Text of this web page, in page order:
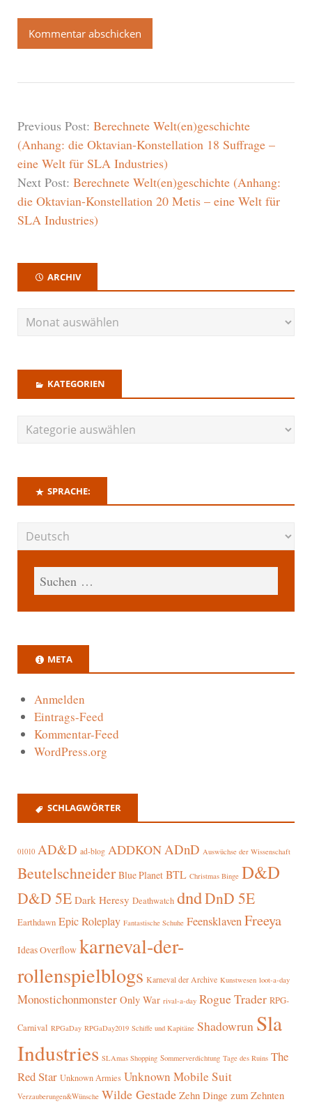
Previous Post: Berechnete Welt(en)geschichte
(Anhang: die Oktavian-Konstellation 18 Suffrage –
eine Welt für SLA Industries)
Next Post: Berechnete Welt(en)geschichte (Anhang:
die Oktavian-Konstellation 20 Metis – eine Welt für
SLA Industries)
ARCHIV
KATEGORIEN
SPRACHE:
META
Anmelden
Eintrags-Feed
Kommentar-Feed
WordPress.org
SCHLAGWÖRTER
01010 AD&D ad-blog ADDKON ADnD Auswüchse der Wissenschaft
Beutelschneider Blue Planet BTL Christmas Binge D&D
D&D 5E Dark Heresy Deathwatch dndDnD 5E
Earthdawn Epic Roleplay Fantastische Schuhe FeensklavenFreeya
Ideas Overflow karneval-der-
rollenspielblogs Karneval der Archive Kunstwesen loot-a-day
Monostichonmonster Only War rival-a-day Rogue Trader RPG-
Carnival RPGaDay RPGaDay2019 Schiffe und Kapitäne Shadowrun Sla
Industries SLAmas Shopping Sommerverdichtung Tage des Ruins The
Red Star Unknown Armies Unknown Mobile Suit
Verzauberungen&Wünsche Wilde Gestade Zehn Dinge zum Zehnten